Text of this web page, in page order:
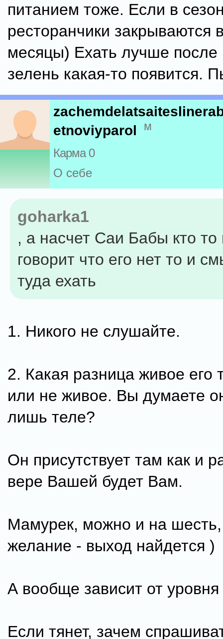
питанием тоже. Если в
ресторанчики закрываются
месяцы) Ехать лучше после
зелень какая-то появится.
etnoviyparol
м
Карма 0
О себе
goharka1
, а насчет Саи Бабы кто
говорит что его нет то и
туда ехать
1. Никого не слушайте.
2. Какая разница живое его
или не живое. Вы думаете
лишь теле?
Он присутствует там как и
вере Вашей будет Вам.
Мамурек, можно и на шесть,
желание - выход найдется )
А вообще зависит от уровня
Если тянет, зачем